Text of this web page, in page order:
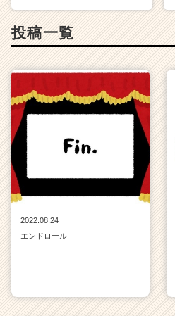
投稿一覧
2022.08.24
エンドロール